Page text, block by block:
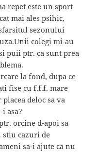
repet este un sport
mai ales psihic,
sezonului
colegi mi-au
puii ptr. ca sunt prea
la fond, dupa ce
fise cu f.f.f. mare
deloc sa va
asa?
orcine d-apoi sa
cazuri de
sa-i ajute ca nu